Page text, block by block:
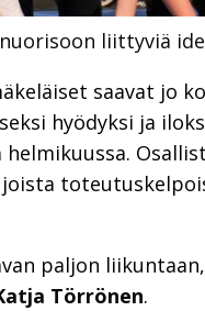
liittyviä
saavat jo
hyödyksi ja
paljon
Törrönen.